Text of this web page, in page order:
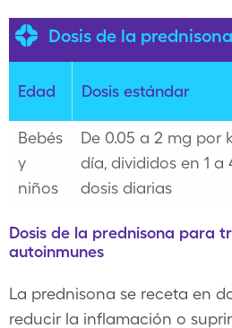
Dosis de la
Edad Dosis estándar
Bebés
y
niños
De 0.05 a 2 mg por
día, divididos en 1 a
dosis diarias
Dosis de la prednisona para
autoinmunes
La prednisona se receta en
reducir la inflamación o